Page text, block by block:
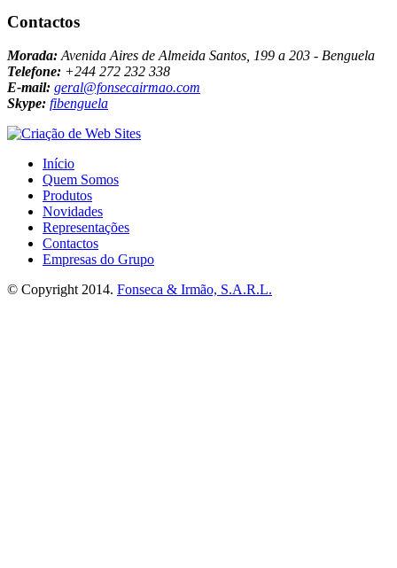
Contactos
Morada: Avenida Aires de Almeida Santos, 199 a 203 - Benguela
Telefone: +244 272 232 338
E-mail: geral@fonsecairmao.com
Skype: fibenguela
Início
Quem Somos
Produtos
Novidades
Representações
Contactos
Empresas do Grupo
© Copyright 2014. Fonseca & Irmão, S.A.R.L.